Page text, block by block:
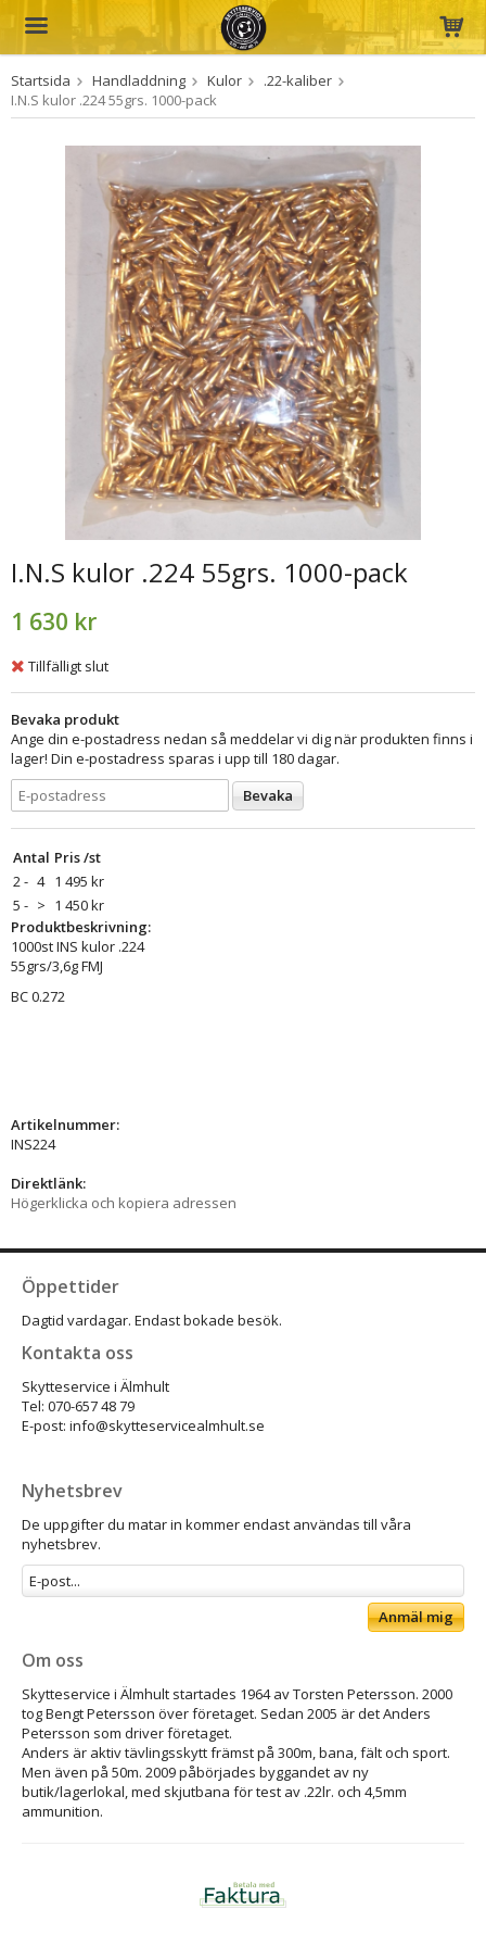
Produkten har blivit tillagd i varukorgen
Startsida Handladdning Kulor
.22-kaliber
I.N.S kulor .224 55grs. 1000-pack
I.N.S kulor .224 55grs. 1000-pack
1 630 kr
Tillfälligt slut
Bevaka produkt
Ange din e-postadress nedan så meddelar vi dig när produkten finns i
lager! Din e-postadress sparas i upp till 180 dagar.
Bevaka
Antal Pris /st
2 - 4 1 495 kr
5 - > 1 450 kr
Produktbeskrivning:
1000st INS kulor .224
55grs/3,6g FMJ
BC 0.272
Artikelnummer:
INS224
Direktlänk:
Högerklicka och kopiera adressen
Öppettider
Dagtid vardagar. Endast bokade besök.
Kontakta oss
Skytteservice i Älmhult
Tel: 070-657 48 79
E-post: info@skytteservicealmhult.se
Nyhetsbrev
De uppgifter du matar in kommer endast användas till våra
nyhetsbrev.
Anmäl mig
Om oss
Skytteservice i Älmhult startades 1964 av Torsten Petersson. 2000
tog Bengt Petersson över företaget. Sedan 2005 är det Anders
Petersson som driver företaget.
Anders är aktiv tävlingsskytt främst på 300m, bana, fält och sport.
Men även på 50m. 2009 påbörjades byggandet av ny
butik/lagerlokal, med skjutbana för test av .22lr. och 4,5mm
ammunition.